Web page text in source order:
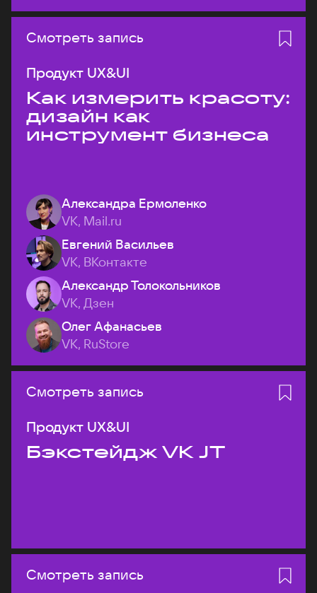
Смотреть запись
Продукт UX&UI
Как измерить красоту:
дизайн как
инструмент бизнеса
Александра Ермоленко
VK, Mail.ru
Евгений Васильев
VK, ВКонтакте
Александр Толокольников
VK, Дзен
Олег Афанасьев
VK, RuStore
Смотреть запись
Продукт UX&UI
Бэкстейдж VK JT
Смотреть запись